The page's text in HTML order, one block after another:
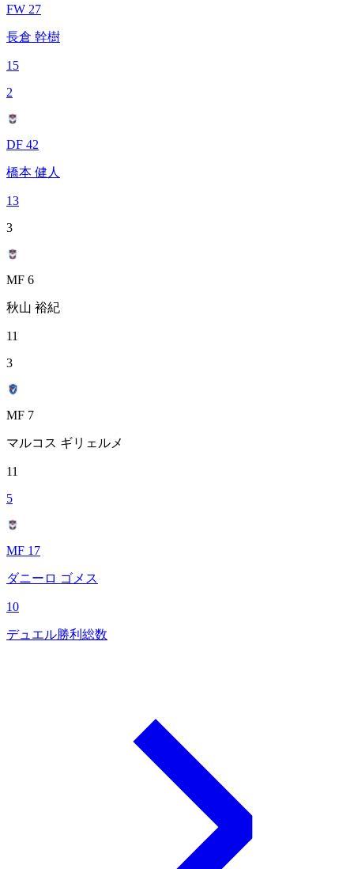
FW 27
長倉 幹樹
15
2
DF 42
橋本 健人
13
3
MF 6
秋山 裕紀
11
3
MF 7
マルコス ギリェルメ
11
5
MF 17
ダニーロ ゴメス
10
デュエル勝利総数